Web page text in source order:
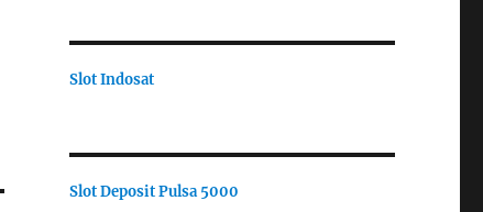
Slot Indosat
Slot Deposit Pulsa 5000